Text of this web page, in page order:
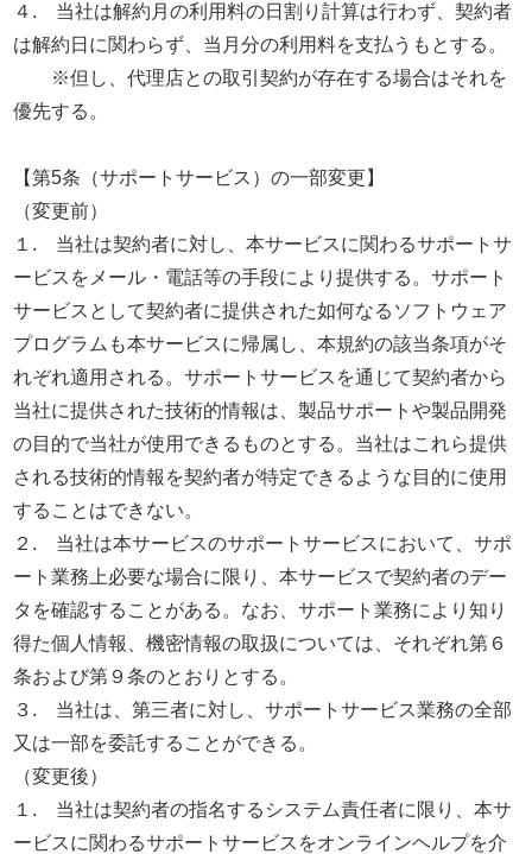
４. 当社は解約月の利用料の日割り計算は行わず、契約者
は解約日に関わらず、当月分の利用料を支払うもとする。
※但し、代理店との取引契約が存在する場合はそれを
優先する。
【第5条（サポートサービス）の一部変更】
（変更前）
１. 当社は契約者に対し、本サービスに関わるサポートサ
ービスをメール・電話等の手段により提供する。サポート
サービスとして契約者に提供された如何なるソフトウェア
プログラムも本サービスに帰属し、本規約の該当条項がそ
れぞれ適用される。サポートサービスを通じて契約者から
当社に提供された技術的情報は、製品サポートや製品開発
の目的で当社が使用できるものとする。当社はこれら提供
される技術的情報を契約者が特定できるような目的に使用
することはできない。
２. 当社は本サービスのサポートサービスにおいて、サポ
ート業務上必要な場合に限り、本サービスで契約者のデー
タを確認することがある。なお、サポート業務により知り
得た個人情報、機密情報の取扱については、それぞれ第６
条および第９条のとおりとする。
３. 当社は、第三者に対し、サポートサービス業務の全部
又は一部を委託することができる。
（変更後）
１. 当社は契約者の指名するシステム責任者に限り、本サ
ービスに関わるサポートサービスをオンラインヘルプを介